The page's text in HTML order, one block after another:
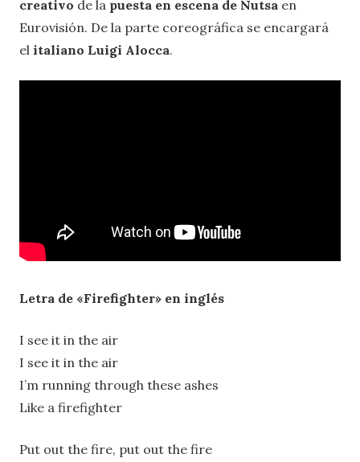
creativo de la puesta en escena de Nutsa en
Eurovisión. De la parte coreográfica se encargará
el italiano Luigi Alocca.
Letra de «Firefighter» en inglés
I see it in the air
I see it in the air
I’m running through these ashes
Like a firefighter
Put out the fire, put out the fire